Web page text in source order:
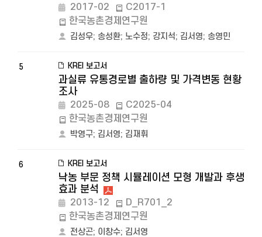
2017-02
C2017-1
한국농촌경제연구원
김성우; 송성환; 노수정; 강지석; 김서영; 송영민
5 KREI 보고서
과실류 유통경로별 출하량 및 가격변동 현황
조사
2025-08
C2025-04
한국농촌경제연구원
박영구; 김서영; 김재휘
6 KREI 보고서
낙농 부문 정책 시뮬레이션 모형 개발과 후생
효과 분석
2013-12
D_R701_2
한국농촌경제연구원
전상곤; 이창수; 김서영